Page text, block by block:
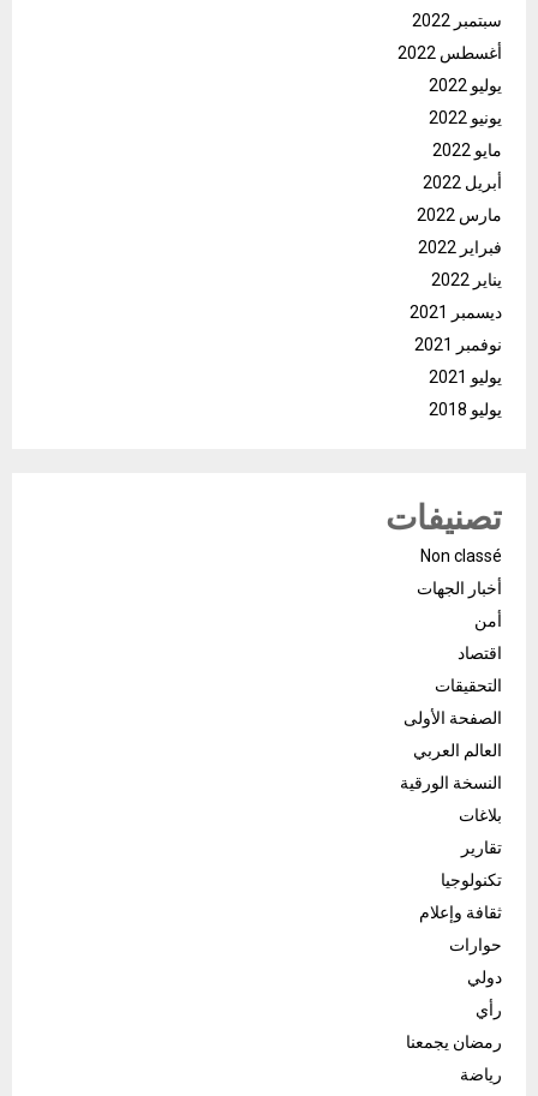
سبتمبر 2022
أغسطس 2022
يوليو 2022
يونيو 2022
مايو 2022
أبريل 2022
مارس 2022
فبراير 2022
يناير 2022
ديسمبر 2021
نوفمبر 2021
يوليو 2021
يوليو 2018
تصنيفات
Non classé
أخبار الجهات
أمن
اقتصاد
التحقيقات
الصفحة الأولى
العالم العربي
النسخة الورقية
بلاغات
تقارير
تكنولوجيا
ثقافة وإعلام
حوارات
دولي
رأي
رمضان يجمعنا
رياضة